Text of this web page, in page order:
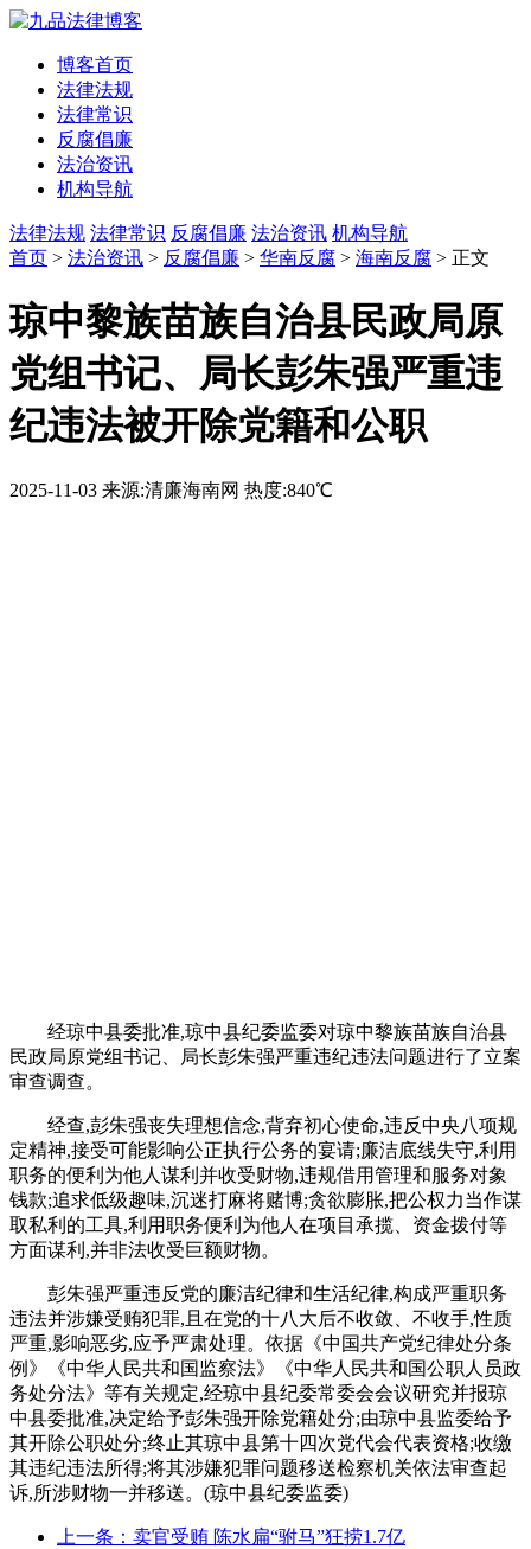
博客首页
法律法规
法律常识
反腐倡廉
法治资讯
机构导航
法律法规 法律常识 反腐倡廉 法治资讯 机构导航
首页 > 法治资讯 > 反腐倡廉 > 华南反腐 > 海南反腐 > 正文
琼中黎族苗族自治县民政局原
党组书记、局长彭朱强严重违
纪违法被开除党籍和公职
2025-11-03 来源:清廉海南网 热度:840℃
经琼中县委批准,琼中县纪委监委对琼中黎族苗族自治县
民政局原党组书记、局长彭朱强严重违纪违法问题进行了立案
审查调查。
经查,彭朱强丧失理想信念,背弃初心使命,违反中央八项规
定精神,接受可能影响公正执行公务的宴请;廉洁底线失守,利用
职务的便利为他人谋利并收受财物,违规借用管理和服务对象
钱款;追求低级趣味,沉迷打麻将赌博;贪欲膨胀,把公权力当作谋
取私利的工具,利用职务便利为他人在项目承揽、资金拨付等
方面谋利,并非法收受巨额财物。
彭朱强严重违反党的廉洁纪律和生活纪律,构成严重职务
违法并涉嫌受贿犯罪,且在党的十八大后不收敛、不收手,性质
严重,影响恶劣,应予严肃处理。依据《中国共产党纪律处分条
例》《中华人民共和国监察法》《中华人民共和国公职人员政
务处分法》等有关规定,经琼中县纪委常委会会议研究并报琼
中县委批准,决定给予彭朱强开除党籍处分;由琼中县监委给予
其开除公职处分;终止其琼中县第十四次党代会代表资格;收缴
其违纪违法所得;将其涉嫌犯罪问题移送检察机关依法审查起
诉,所涉财物一并移送。(琼中县纪委监委)
上一条：卖官受贿 陈水扁“驸马”狂捞1.7亿